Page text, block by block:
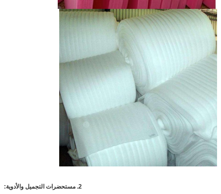
2. مستحضرات التجميل والأدوية: